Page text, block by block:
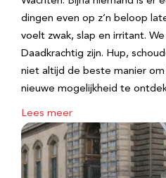
dingen even op z’n beloop
voelt zwak, slap en irritant.
Daadkrachtig zijn. Hup,
niet altijd de beste manier
nieuwe mogelijkheid te
Lees meer